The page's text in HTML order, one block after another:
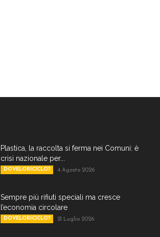
Plastica, la raccolta si ferma nei Comuni: è
crisi nazionale per...
DOVELORICICLO? 4 Agosto 2026
Sempre più rifiuti speciali ma cresce
l’economia circolare
DOVELORICICLO? 21 Luglio 2026